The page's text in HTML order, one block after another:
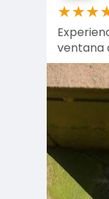
★★★
ventana